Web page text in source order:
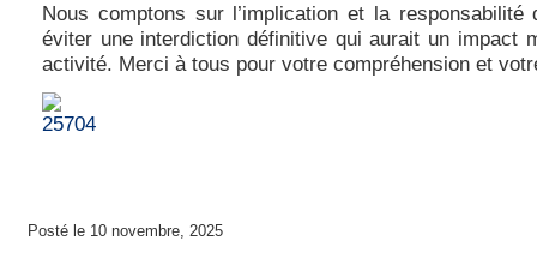
Nous comptons sur l’implication et la responsabilité
éviter une interdiction définitive qui aurait un impact
activité. Merci à tous pour votre compréhension et
Posté le 10 novembre, 2025